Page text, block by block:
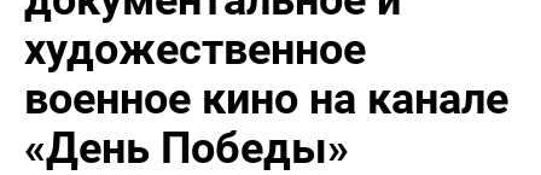
художественное
военное кино на канале
«День Победы»